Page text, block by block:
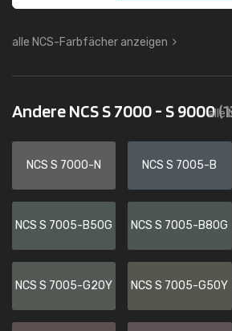
alle NCS-Farbfächer anzeigen
Andere NCS S 7000 - S 9000alle
NCS S 7000-N NCS S 7005-B
NCS S 7005-B50G NCS S 7005-B80G
NCS S 7005-G20Y NCS S 7005-G50Y